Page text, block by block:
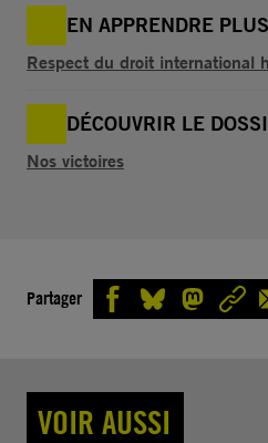
EN APPRENDRE
Respect du droit international
DÉCOUVRIR LE
Nos victoires
Partager
VOIR AUSSI